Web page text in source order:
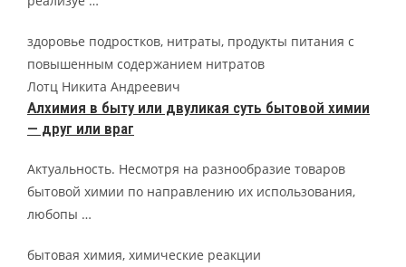
здоровье подростков, нитраты, продукты питания с
повышенным содержанием нитратов
Лотц Никита Андреевич
Алхимия в быту или двуликая суть бытовой химии
— друг или враг
Актуальность. Несмотря на разнообразие товаров
бытовой химии по направлению их использования,
любопы …
бытовая химия, химическиe реакции